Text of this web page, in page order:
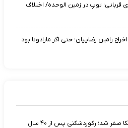
قربانی؛ توپ در زمین الوحده/ اختلاف
رامین رضاییان؛ حتی اگر مارادونا بود
شد؛ رکوردشکنی پس از ۴۰ سال